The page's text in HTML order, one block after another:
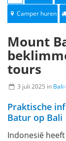
Camper huren
Mount
tours
3 juli 2025 in
Praktische
Batur op Bali
Indonesië